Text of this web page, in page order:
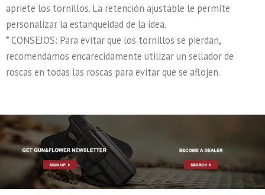
apriete los tornillos. La retención ajustable le permite
personalizar la estanqueidad de la idea.
* CONSEJOS: Para evitar que los tornillos se pierdan,
recomendamos encarecidamente utilizar un sellador de
roscas en todas las roscas para evitar que se aflojen.